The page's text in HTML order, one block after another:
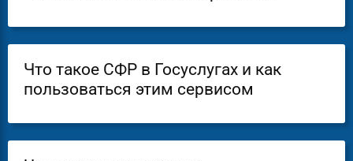
Что такое СФР в Госуслугах и как
пользоваться этим сервисом